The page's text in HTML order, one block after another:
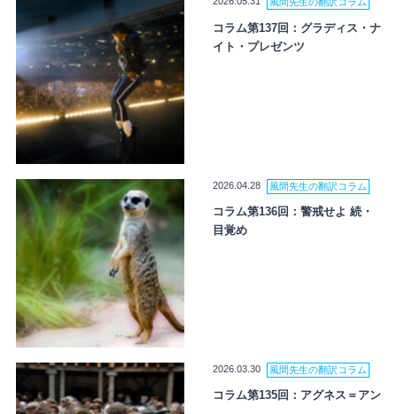
コラム第137回：グラディス・ナ
イト・プレゼンツ
2026.04.28 風間先生の翻訳コラム
コラム第136回：警戒せよ 続・
目覚め
2026.03.30 風間先生の翻訳コラム
コラム第135回：アグネス＝アン